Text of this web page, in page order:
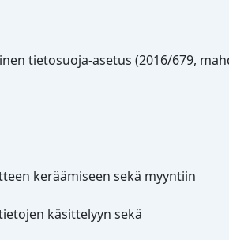
tietosuoja-asetus (2016/679,
keräämiseen sekä myyntiin
käsittelyyn sekä